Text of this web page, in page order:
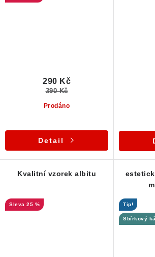
Prodáno
290 Kč
390 Kč
Detail
Kvalitní vzorek albitu
25 % Tip!
Sbírkový